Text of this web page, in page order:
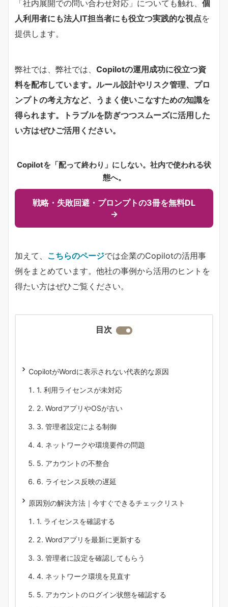
「社内展開での問い合わせ対応」についても触れ、 個
人利用者にも法人IT担当者にも役立つ実践的な視点を
提供します。
弊社では、弊社では、 Copilotの運用成功に役立つ資
料を配布しています。ルール設計やリスク管理、プロ
ンプトの考え方など、うまく使いこなすための知識を
得られます。トラブルを防ぎつつスムーズに活用した
い方はぜひご活用ください。
Copilotを「配って終わり」にしない。社内で使われる状
態へ。
戦略・失敗回避・プロンプトの3冊を無料DL
→
加えて、 こちらのページでは企業のCopilotの活用事
例をまとめています。他社の事例から活用のヒントを
得たい方はぜひご覧ください。
目次
CopilotがWordに表示されない代表的な原因
1. 利用ライセンスが未対応
2. WordアプリやOSが古い
3. 管理者設定による制御
4. ネットワークや環境要件の問題
5. アカウントの不整合
6. ライセンス反映の遅延
原因別の解決方法｜今すぐできるチェックリスト
1. ライセンスを確認する
2. Wordアプリを最新に更新する
3. 管理者に設定を確認してもらう
4. ネットワーク環境を見直す
5. アカウントのログイン状態を確認する